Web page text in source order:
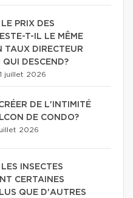
PRIX DES
T-IL LE MÊME
TAUX DIRECTEUR
DESCEND?
juillet 2026
DE L'INTIMITÉ
DE CONDO?
2026
INSECTES
CERTAINES
QUE D'AUTRES